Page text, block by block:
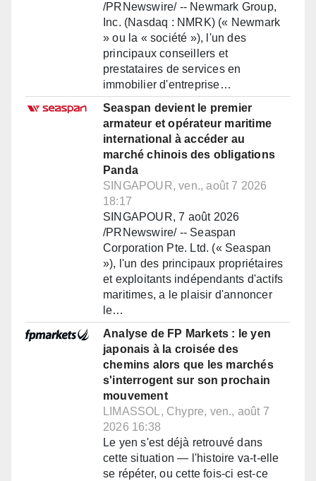
/PRNewswire/ -- Newmark Group,
Inc. (Nasdaq : NMRK) (« Newmark
» ou la « société »), l'un des
principaux conseillers et
prestataires de services en
immobilier d'entreprise…
Seaspan devient le premier
armateur et opérateur maritime
international à accéder au
marché chinois des obligations
Panda
SINGAPOUR, ven., août 7 2026
18:17
SINGAPOUR, 7 août 2026
/PRNewswire/ -- Seaspan
Corporation Pte. Ltd. (« Seaspan
»), l'un des principaux propriétaires
et exploitants indépendants d'actifs
maritimes, a le plaisir d'annoncer
le…
Analyse de FP Markets : le yen
japonais à la croisée des
chemins alors que les marchés
s'interrogent sur son prochain
mouvement
LIMASSOL, Chypre, ven., août 7
2026 16:38
Le yen s'est déjà retrouvé dans
cette situation — l'histoire va-t-elle
se répéter, ou cette fois-ci est-ce